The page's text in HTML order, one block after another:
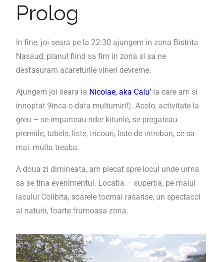
Prolog
In fine, joi seara pe la 22:30 ajungem in zona Bistrita
Nasaud, planul fiind sa fim in zona si sa ne
desfasuram acareturile vineri devreme.
Ajungem joi seara la Nicolae, aka Calu’ la care am si
innoptat 9inca o data multumiri!). Acolo, activitate la
greu – se imparteau rider kiturile, se pregateau
premiile, tabele, liste, tricouri, liste de intrebari, ce sa
mai, multa treaba.
A doua zi dimineata, am plecat spre locul unde urma
sa se tina evenimentul. Locatia – superba, pe malul
lacului Colibita, soarele tocmai rasarise, un spectacol
al naturii, foarte frumoasa zona.